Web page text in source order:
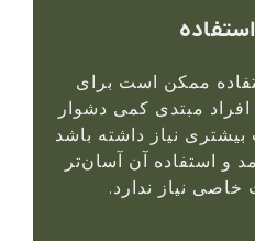
ممکن است برای
مبتدی کمی دشوار
نیاز داشته باشد
و استفاده آن آسان‌تر
نیاز ندارد.